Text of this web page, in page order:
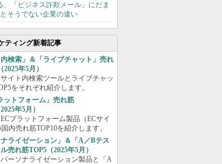
、「ビジネス詐欺メール」にだま
そうでない企業の違い
ティング新着記事
内検索」＆「ライブチャット」売れ
2025年5月）
イト内検索ツールとライブチャッ
をそれぞれ紹介します。
ットフォーム」売れ筋
年5月）
プラットフォーム製品（ECサイ
内売れ筋TOP10を紹介します。
ナライゼーション」＆「A／Bテス
ル売れ筋TOP5（2025年5月）
ーソナライゼーション製品と「A